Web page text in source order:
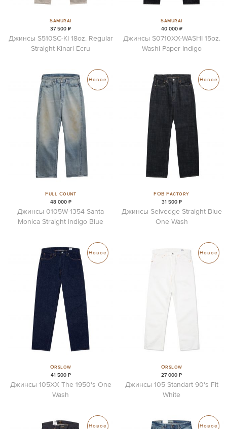
Samurai
37 500 ₽
Джинсы S510SC-KI 18oz. Regular
Straight Kinari Ecru
Samurai
40 000 ₽
Джинсы S0710XX-WASHI 15oz.
Washi Paper Indigo
Новое
Full Count
48 000 ₽
Джинсы 0105W-1354 Santa
Monica Straight Indigo Blue
Новое
FOB Factory
31 500 ₽
Джинсы Selvedge Straight Blue
One Wash
Новое
Orslow
41 500 ₽
Джинсы 105XX The 1950's One
Wash
Новое
Orslow
27 000 ₽
Джинсы 105 Standart 90's Fit
White
Новое Новое